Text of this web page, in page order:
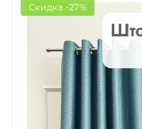
Скидка -27%